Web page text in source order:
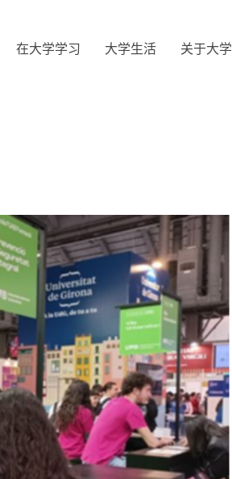
在大学学习 大学生活 关于大学